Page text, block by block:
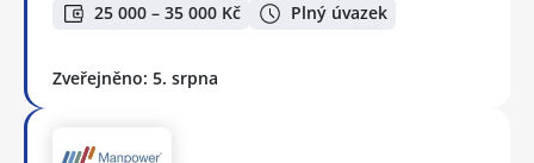
25 000 – 35 000 Kč Plný úvazek
Zveřejněno: 5. srpna